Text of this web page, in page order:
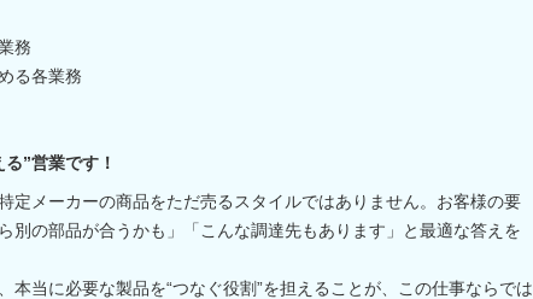
務
る各業務
”営業です！
定メーカーの商品をただ売るスタイルではありません。お客様の要
別の部品が合うかも」「こんな調達先もあります」と最適な答えを
本当に必要な製品を“つなぐ役割”を担えることが、この仕事ならでは